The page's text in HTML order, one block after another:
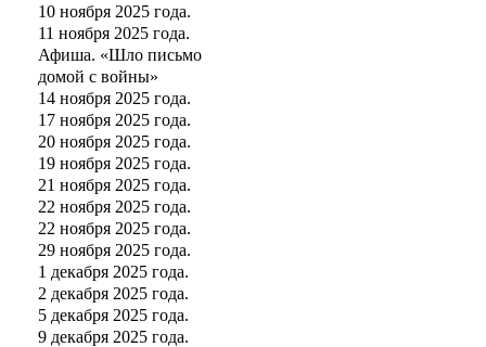
10 ноября 2025 года.
11 ноября 2025 года.
Афиша. «Шло письмо
домой с войны»
14 ноября 2025 года.
17 ноября 2025 года.
20 ноября 2025 года.
19 ноября 2025 года.
21 ноября 2025 года.
22 ноября 2025 года.
22 ноября 2025 года.
29 ноября 2025 года.
1 декабря 2025 года.
2 декабря 2025 года.
5 декабря 2025 года.
9 декабря 2025 года.